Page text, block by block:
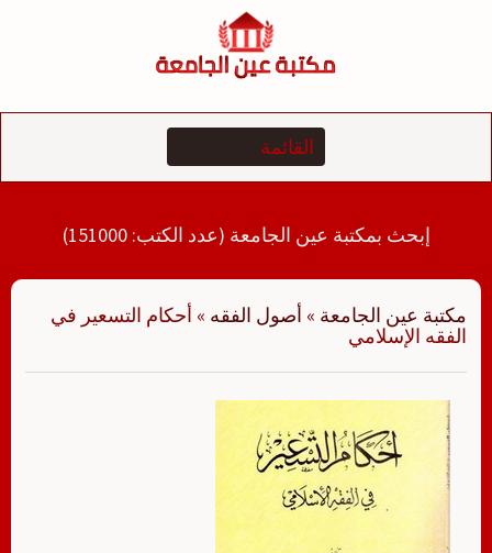
إبحث بمكتبة عين الجامعة (عدد الكتب: 151000)
مكتبة عين الجامعة » أصول الفقه » ‏‏أحكام التسعير في
الفقه الإسلامي